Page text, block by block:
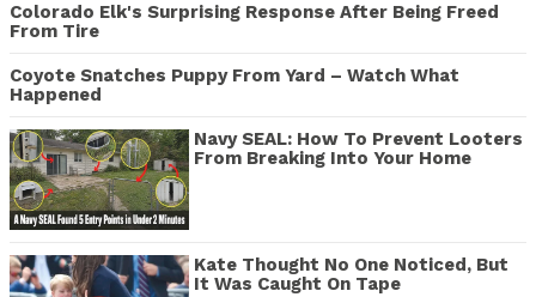
Colorado Elk's Surprising Response After Being Freed
From Tire
Coyote Snatches Puppy From Yard – Watch What
Happened
Navy SEAL: How To Prevent Looters
From Breaking Into Your Home
Kate Thought No One Noticed, But
It Was Caught On Tape